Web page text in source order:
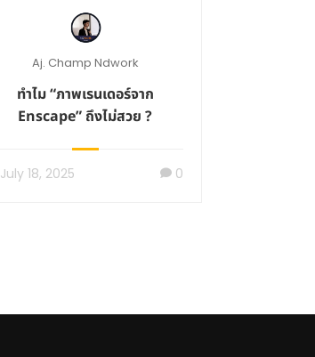
Aj. Champ Ndwork
ทำไม “ภาพเรนเดอร์จาก
Enscape” ถึงไม่สวย ?
July 18, 2025 0